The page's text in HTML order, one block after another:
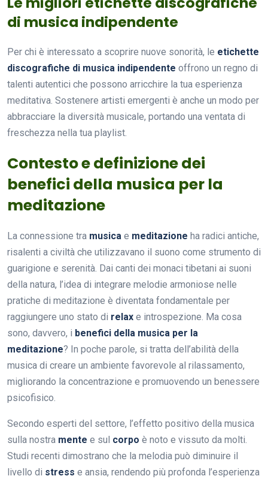
di musica indipendente
Per chi è interessato a scoprire nuove sonorità, le etichette
discografiche di musica indipendente offrono un regno di
talenti autentici che possono arricchire la tua esperienza
meditativa. Sostenere artisti emergenti è anche un modo per
abbracciare la diversità musicale, portando una ventata di
freschezza nella tua playlist.
Contesto e definizione dei
benefici della musica per la
meditazione
La connessione tra musica e meditazione ha radici antiche,
risalenti a civiltà che utilizzavano il suono come strumento di
guarigione e serenità. Dai canti dei monaci tibetani ai suoni
della natura, l’idea di integrare melodie armoniose nelle
pratiche di meditazione è diventata fondamentale per
raggiungere uno stato di relax e introspezione. Ma cosa
sono, davvero, i benefici della musica per la
meditazione? In poche parole, si tratta dell’abilità della
musica di creare un ambiente favorevole al rilassamento,
migliorando la concentrazione e promuovendo un benessere
psicofisico.
Secondo esperti del settore, l’effetto positivo della musica
sulla nostra mente e sul corpo è noto e vissuto da molti.
Studi recenti dimostrano che la melodia può diminuire il
livello di stress e ansia, rendendo più profonda l’esperienza